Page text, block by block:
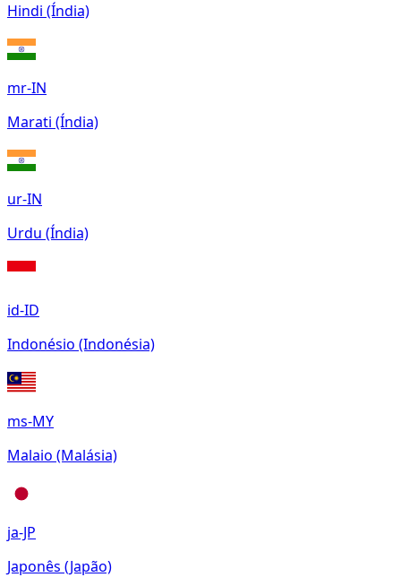
Hindi (Índia)
mr-IN
Marati (Índia)
ur-IN
Urdu (Índia)
id-ID
Indonésio (Indonésia)
ms-MY
Malaio (Malásia)
ja-JP
Japonês (Japão)